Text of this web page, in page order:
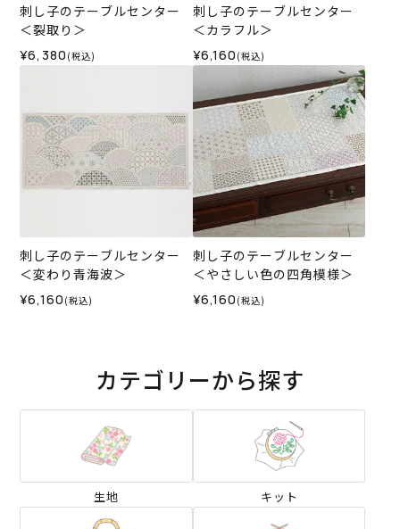
刺し子のテーブルセンター
＜裂取り＞
¥6,380 (税込)
刺し子のテーブルセンター
＜カラフル＞
¥6,160 (税込)
刺し子のテーブルセンター
＜変わり青海波＞
¥6,160 (税込)
刺し子のテーブルセンター
＜やさしい色の四角模様＞
¥6,160 (税込)
カテゴリーから探す
生地 キット